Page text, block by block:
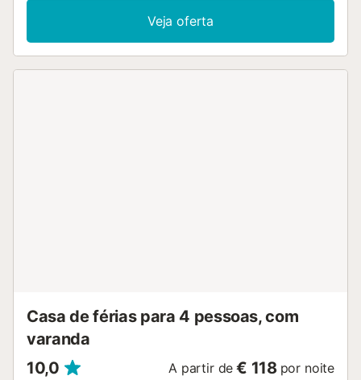
espetacular sobre a praia enquanto sobem. O
apartamento, moderno e luminoso, está virado a sul e
oferece uma vista panorâmica sobre o mar e a península
praia. Espreguiçadeiras e chapéus de sol na piscina estão
incluídos. Na...
Veja oferta
Casa de férias para 4 pessoas, com
varanda
10,0
A partir de € 118 por noite